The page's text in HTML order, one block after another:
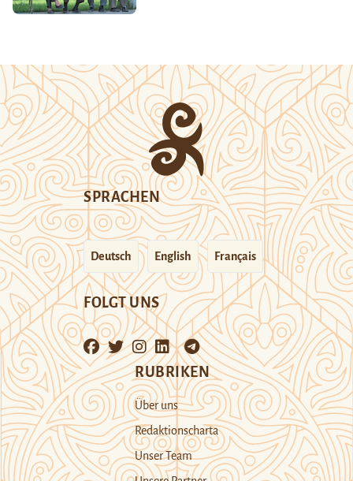
SPRACHEN
Deutsch English Français
FOLGT UNS
RUBRIKEN
Über uns
Redaktionscharta
Unser Team